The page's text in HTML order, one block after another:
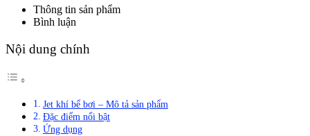
Thông tin sản phẩm
Bình luận
Nội dung chính
Jet khí bể bơi – Mô tả sản phẩm
Đặc điểm nổi bật
Ứng dụng